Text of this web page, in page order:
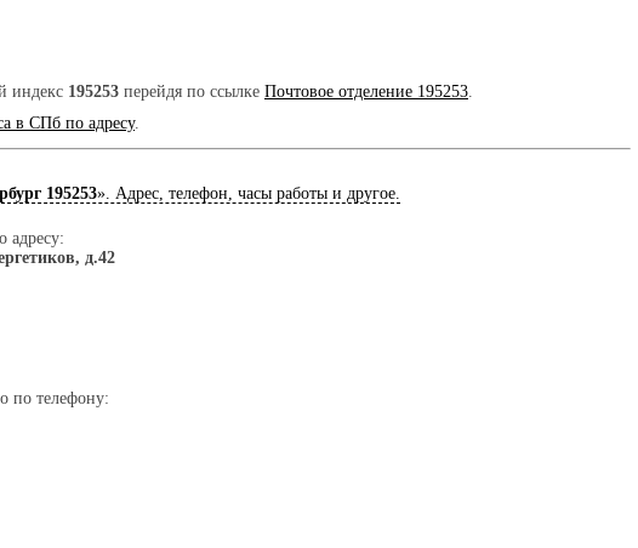
индекс 195253 перейдя по ссылке Почтовое отделение 195253.
в СПб по адресу.
195253». Адрес, телефон, часы работы и другое.
адресу:
д.42
по телефону: